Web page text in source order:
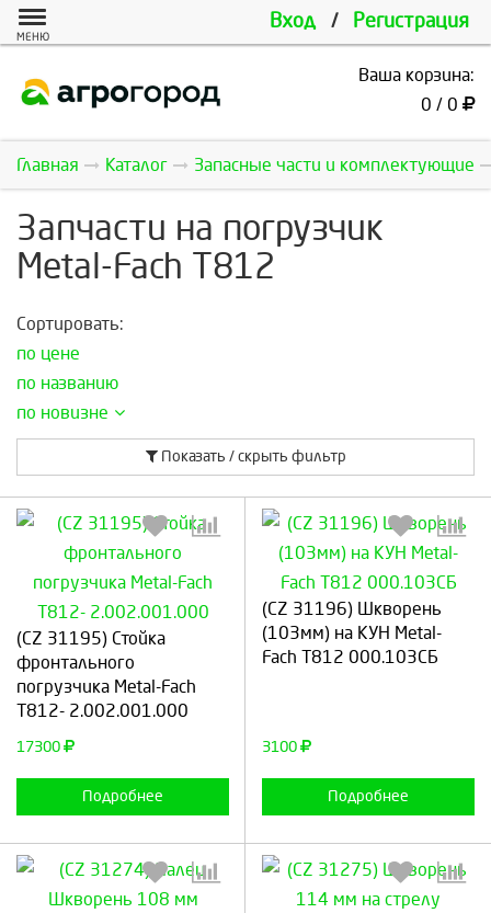
Вход / Регистрация
МЕНЮ
Ваша корзина:
0 / 0
Главная Каталог Запасные части и комплектующие
Запчасти на погрузчик
Metal-Fach T812
Сортировать:
по цене
по названию
по новизне
Показать / скрыть фильтр
(CZ 31195) Стойка
фронтального
погрузчика Metal-Fach
Т812- 2.002.001.000
17300
Подробнее
Выберите количество:
Продолжить Отмена
(CZ 31196) Шкворень
(103мм) на КУН Metal-
Fach Т812 000.103СБ
3100
Подробнее
Выберите количество: